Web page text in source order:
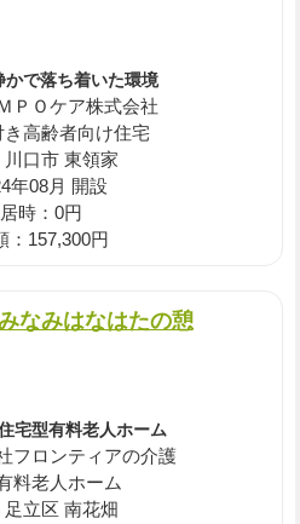
かで落ち着いた環境
ＰＯケア株式会社
高齢者向け住宅
川口市 東領家
年08月 開設
時：0円
157,300円
なみはなはたの憩
宅型有料老人ホーム
フロンティアの介護
料老人ホーム
足立区 南花畑